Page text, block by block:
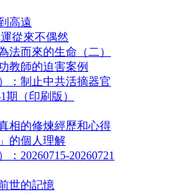
高遠
從來不偶然
法而來的生命（二）
教師的迫害案例
：制止中共活摘器官
期（印刷版）
相的修煉經歷和心得
的個人理解
20260715-20260721
世的記憶